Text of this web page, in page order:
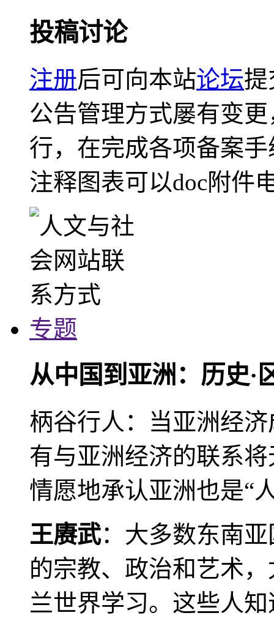
投稿讨论
注册后可向本站论坛提
公告管理方式屡有变
行，在完成各项备案
注释图表可以doc附件
专题
从中国到亚洲：历史·
柄谷行人：当亚洲经
有与亚洲经济的联系
情愿地承认亚洲也是“
王赓武：大多数东南
的宗教、政治和艺术
兰世界学习。这些人